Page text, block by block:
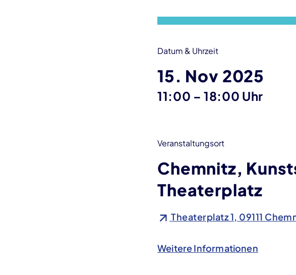
Datum & Uhrzeit
15. Nov 2025
11:00 – bis
18:00 Uhr
Veranstaltungsort
Chemnitz,
Theaterplatz
Theaterplatz 1, 09111
Weitere Informationen